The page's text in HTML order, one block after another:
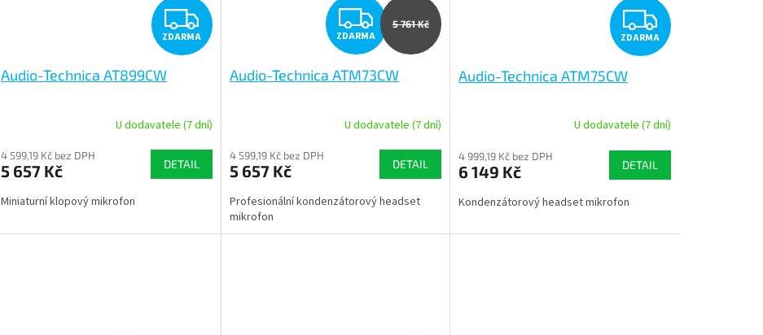
Z
D
R
M
A
ZDARMA
Audio-Technica AT899CW
U dodavatele (7 dní)
4 599,19 Kč bez DPH
5 657 Kč DETAIL
Miniaturní klopový mikrofon
Z
D
A
R
M
A
ZDARMA
5 761 Kč
Audio-Technica ATM73CW
U dodavatele (7 dní)
4 599,19 Kč bez DPH
5 657 Kč DETAIL
Profesionální kondenzátorový headset
mikrofon
Z
D
R
M
A
ZDARMA
Audio-Technica ATM75CW
U dodavatele (7 dní)
4 999,19 Kč bez DPH
6 149 Kč DETAIL
Kondenzátorový headset mikrofon